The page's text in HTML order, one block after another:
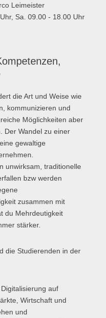
im ÖPNV
des ÖPNV
Leimeister
Sa. 09.00 - 18.00 Uhr
die Art und Weise wie
kommunizieren und
Möglichkeiten aber
Der Wandel zu einer
gewaltige
unwirksam, traditionelle
bzw werden
zusammen mit
du Mehrdeutigkeit
stärker.
die Studierenden in der
auf
Wirtschaft und
und